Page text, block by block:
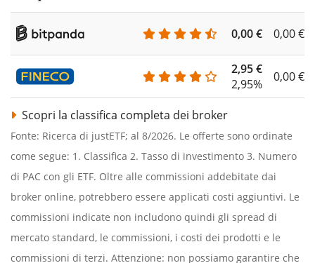
0,00 € 0,00 €
2,95 €
2,95%
0,00 €
Scopri la classifica completa dei broker
Fonte: Ricerca di justETF; al 8/2026. Le offerte sono ordinate
come segue: 1. Classifica 2. Tasso di investimento 3. Numero
di PAC con gli ETF. Oltre alle commissioni addebitate dai
broker online, potrebbero essere applicati costi aggiuntivi. Le
commissioni indicate non includono quindi gli spread di
mercato standard, le commissioni, i costi dei prodotti e le
commissioni di terzi. Attenzione: non possiamo garantire che